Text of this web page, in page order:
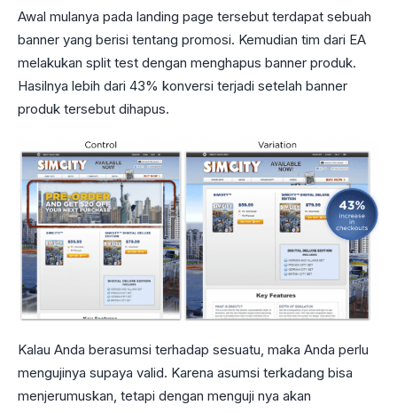
Awal mulanya pada landing page tersebut terdapat sebuah
banner yang berisi tentang promosi. Kemudian tim dari EA
melakukan split test dengan menghapus banner produk.
Hasilnya lebih dari 43% konversi terjadi setelah banner
produk tersebut dihapus.
Kalau Anda berasumsi terhadap sesuatu, maka Anda perlu
mengujinya supaya valid. Karena asumsi terkadang bisa
menjerumuskan, tetapi dengan menguji nya akan